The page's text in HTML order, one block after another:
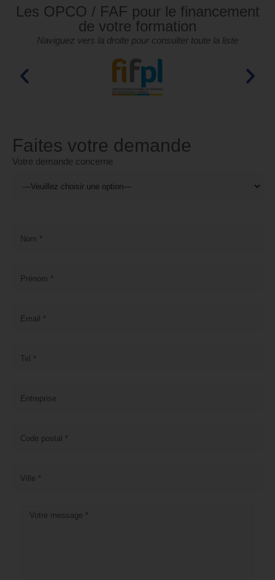
Les OPCO / FAF pour le financement
de votre formation
Naviguez vers la droite pour consulter toute la liste
Faites votre demande
Votre demande concerne